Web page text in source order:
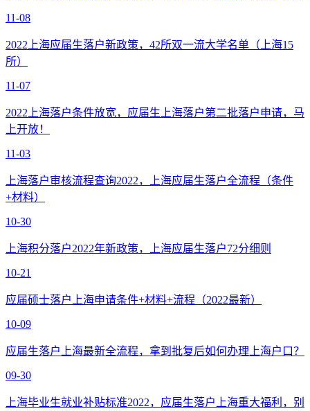
11-08
2022上海应届生落户新政策，42所双一流大学名单（上海15
所）
11-07
2022上海落户条件放宽，应届生上海落户第二批落户申请，马
上开放！
11-03
上海落户审核流程查询2022，上海应届生落户全流程（条件
+材料）
10-30
上海积分落户2022年新政策，上海应届生落户72分细则
10-21
应届硕士落户上海申请条件+材料+流程（2022最新）
10-09
应届生落户上海最新全流程，拿到批复后如何办理上海户口？
09-30
上海毕业生就业补贴标准2022，应届生落户上海重大福利，别